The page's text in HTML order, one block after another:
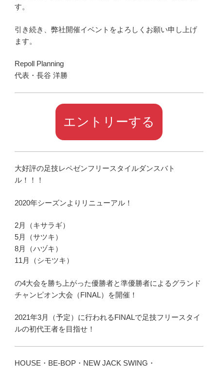
す。
引き続き、弊社開催イベントをよろしくお願い申し上げ
ます。
Repoll Planning
代表・長谷 洋勝
エントリーする
大好評の足技レペゼンフリースタイルダンスバト
ル！！！
2020年シーズンよりリニューアル！
2月（キサラギ）
5月（サツキ）
8月（ハヅキ）
11月（シモツキ）
の4大会を勝ち上がった優勝者と準優勝者によるグランド
チャンピオン大会（FINAL）を開催！
2021年3月（予定）に行われるFINALで足技フリースタイ
ルの初代王者を目指せ！
HOUSE・BE-BOP・NEW JACK SWING・